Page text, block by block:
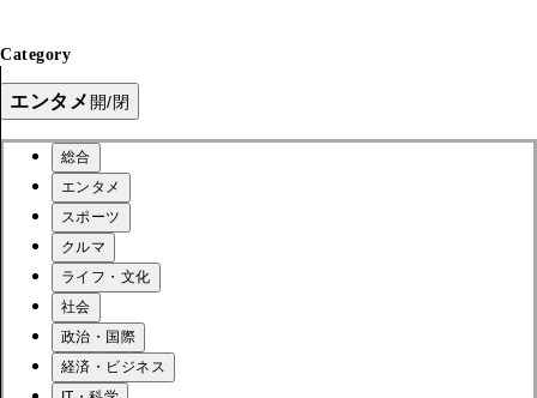
Category
エンタメ 開/閉
総合
エンタメ
スポーツ
クルマ
ライフ・文化
社会
政治・国際
経済・ビジネス